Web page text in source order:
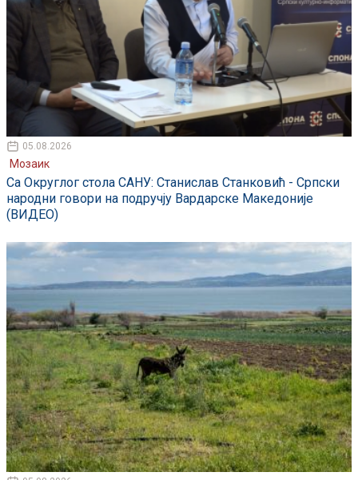
05.08.2026
Мозаик
Са Округлог стола САНУ: Станислав Станковић - Српски
народни говори на подручју Вардарске Македоније
(ВИДЕО)